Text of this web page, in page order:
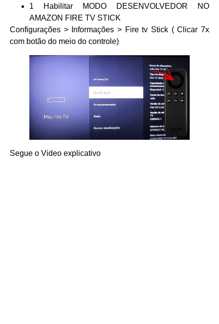
1 Habilitar MODO DESENVOLVEDOR NO
AMAZON FIRE TV STICK
Configurações > Informações > Fire tv Stick ( Clicar 7x
com botão do meio do controle)
Segue o Video explicativo